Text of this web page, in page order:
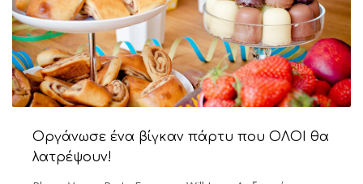
Οργάνωσε ένα βίγκαν πάρτυ που ΟΛΟΙ θα
λατρέψουν!